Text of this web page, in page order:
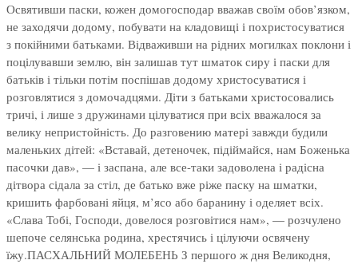
Освятивши паски, кожен домогосподар вважав своїм обов’язком,
не заходячи додому, побувати на кладовищі і похристосуватися
з покійними батьками. Відваживши на рідних могилках поклони і
поцілувавши землю, він залишав тут шматок сиру і паски для
батьків і тільки потім поспішав додому христосуватися і
розговлятися з домочадцями. Діти з батьками христосовались
тричі, і лише з дружинами цілуватися при всіх вважалося за
велику непристойність. До разговению матері завжди будили
маленьких дітей: «Вставай, детеночек, підіймайся, нам Боженька
пасочки дав», — і заспана, але все-таки задоволена і радісна
дітвора сідала за стіл, де батько вже ріже паску на шматки,
кришить фарбовані яйця, м’ясо або баранину і оделяет всіх.
«Слава Тобі, Господи, довелося розговітися нам», — розчулено
шепоче селянська родина, хрестячись і цілуючи освячену
їжу.ПАСХАЛЬНИЙ МОЛЕБЕНЬ З першого ж дня Великодня,